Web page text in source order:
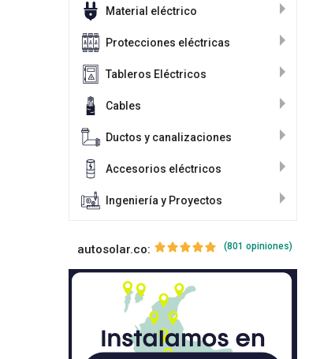
Material eléctrico
Protecciones eléctricas
Tableros Eléctricos
Cables
Ductos y canalizaciones
Accesorios eléctricos
Ingeniería y Proyectos
autosolar.co: (801 opiniones)